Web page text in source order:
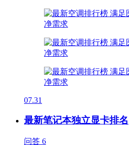
07.31
最新笔记本独立显卡排名
问答 6